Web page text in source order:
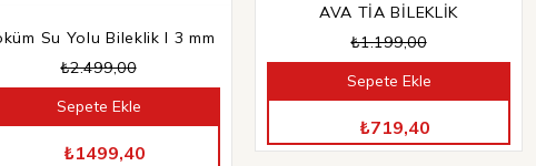
Su Yolu Bileklik I 3 mm
₺2.499,00
Sepete Ekle
₺1499,40
AVA TİA BİLEKLİK
₺1.199,00
Sepete Ekle
TÜM ÜRÜNLERDE %40 İNDİRİM
₺719,40